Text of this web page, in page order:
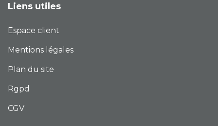
Liens utiles
Espace client
Mentions légales
Plan du site
Rgpd
CGV